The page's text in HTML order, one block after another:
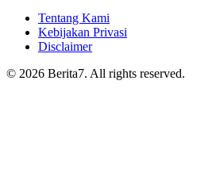
Tentang Kami
Kebijakan Privasi
Disclaimer
© 2026 Berita7. All rights reserved.